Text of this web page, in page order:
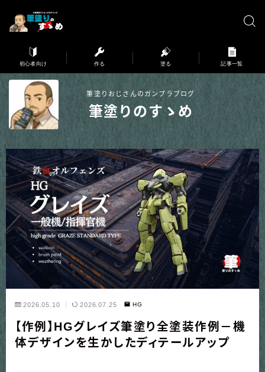
初心者向け 作る 塗る 記事一覧
※弊サイトはアフィリエイト広告を利用しています。
筆塗りおじさんのガンプラブログ
筆塗りのすゝめ
2026.05.10 2026.07.25 HG
【作例】HGグレイズ筆塗り全塗装作例－機
体デザインを生かしたディテールアップ